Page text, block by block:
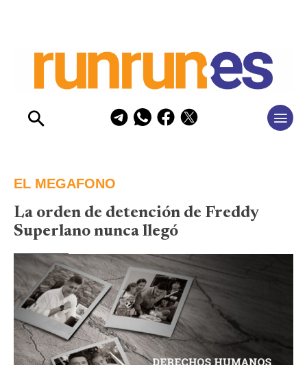
EL MEGAFONO
La orden de detención de Freddy
Superlano nunca llegó